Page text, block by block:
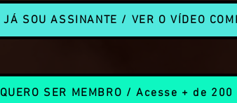
JÁ SOU ASSINANTE / VER O VÍDEO
QUERO SER MEMBRO / Acesse + de